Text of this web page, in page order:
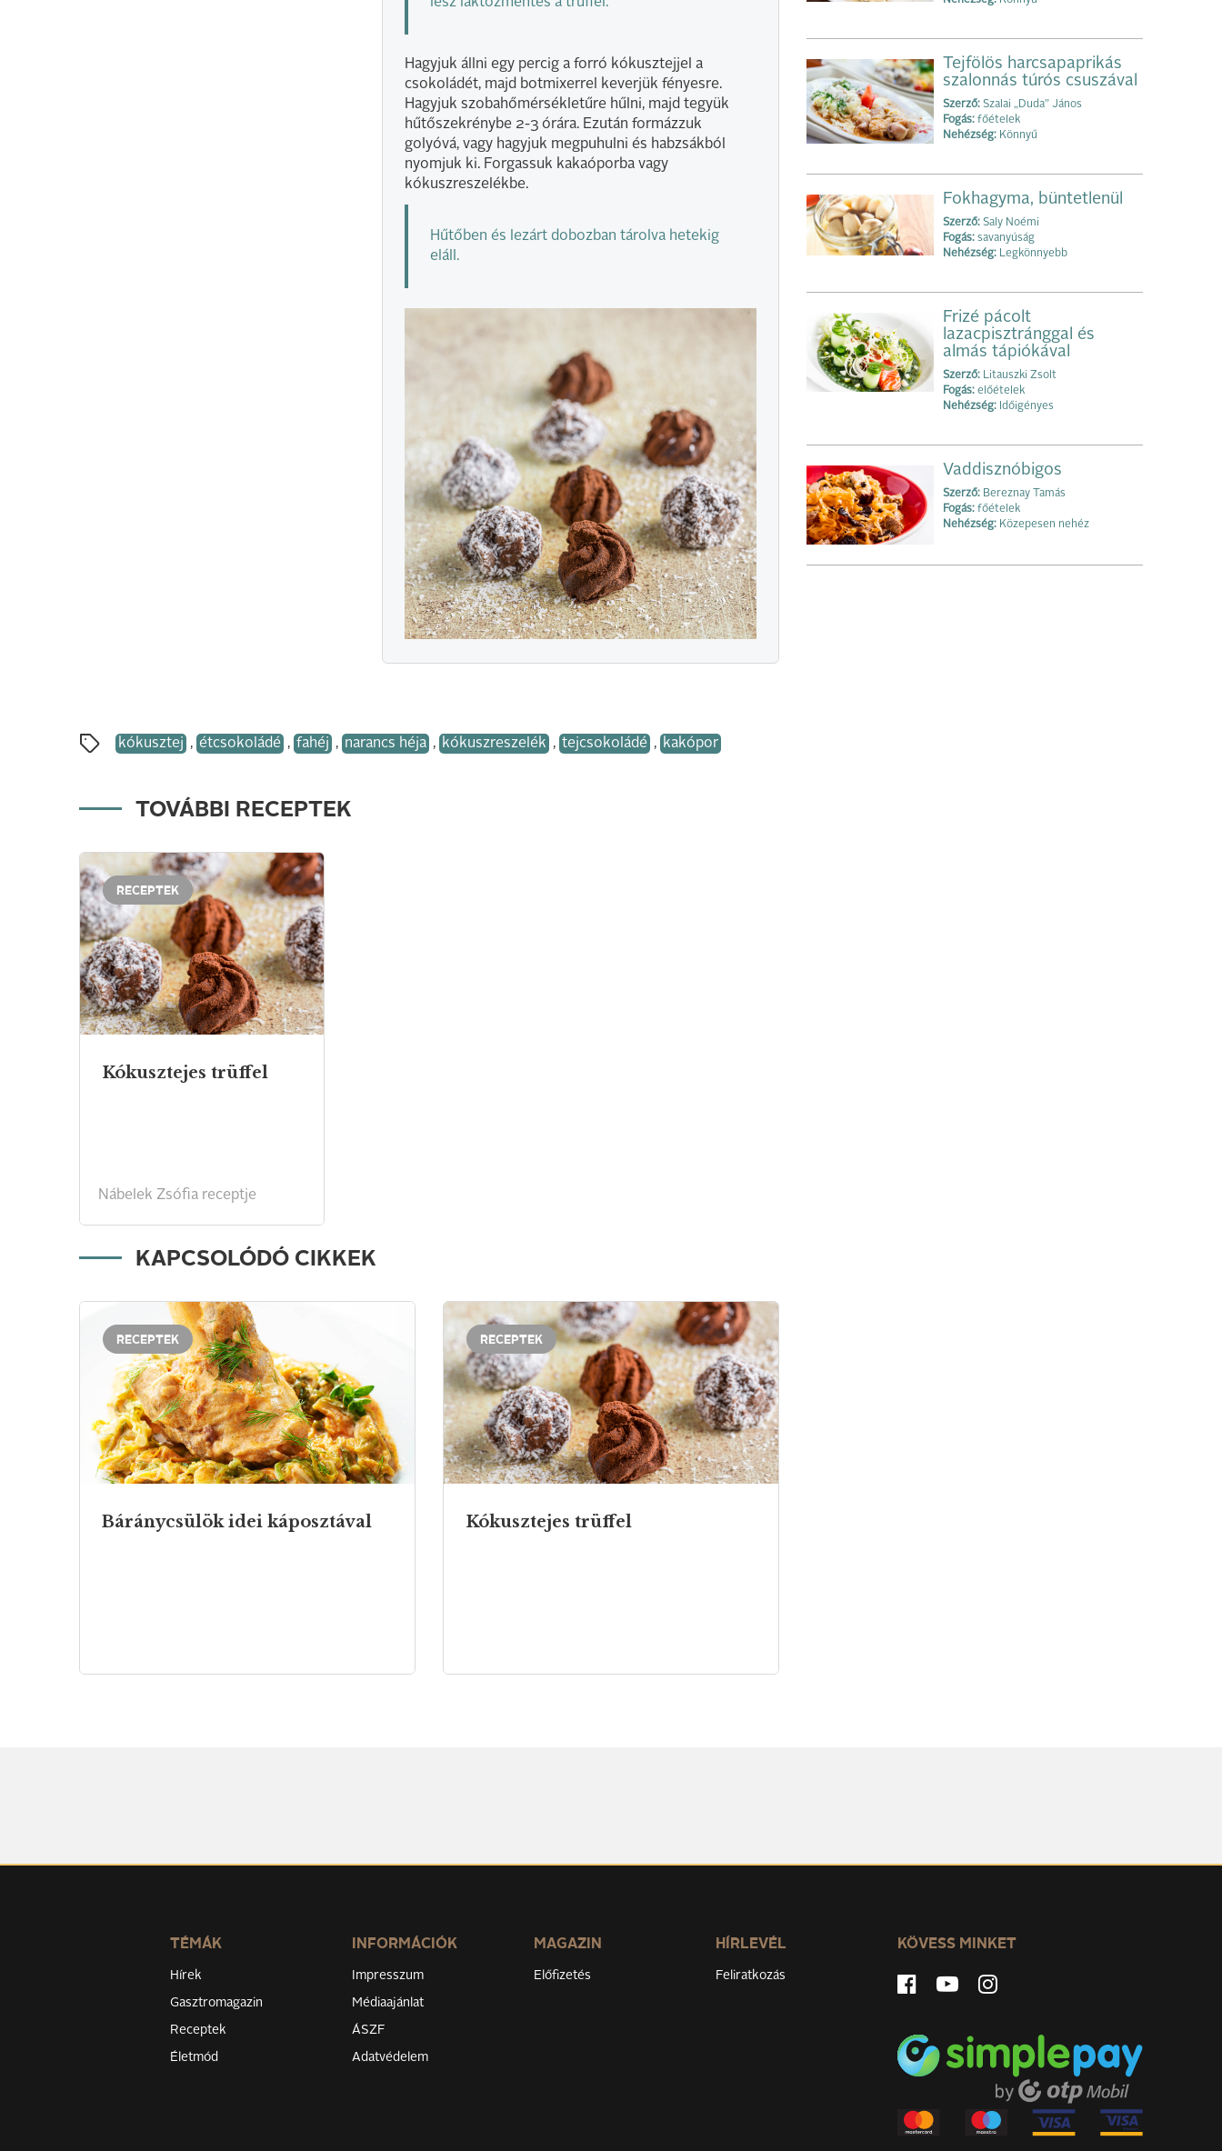
Hagyjuk állni egy percig a forró kókusztejjel a
csokoládét, majd botmixerrel keverjük fényesre.
Hagyjuk szobahőmérsékletűre hűlni, majd tegyük
hűtőszekrénybe 2-3 órára. Ezután formázzuk
golyóvá, vagy hagyjuk megpuhulni és habzsákból
nyomjuk ki. Forgassuk kakaóporba vagy
kókuszreszelékbe.
Hűtőben és lezárt dobozban tárolva hetekig
eláll.
kókusztej , étcsokoládé , fahéj , narancs héja , kókuszreszelék , tejcsokoládé , kakópor
Tejfölös harcsapaprikás
szalonnás túrós csuszával
Szerző: Szalai „Duda” János
Fogás: főételek
Nehézség: Könnyű
Fokhagyma, büntetlenül
Szerző: Saly Noémi
Fogás: savanyúság
Nehézség: Legkönnyebb
Frizé pácolt
lazacpisztránggal és
almás tápiókával
Szerző: Litauszki Zsolt
Fogás: előételek
Nehézség: Időigényes
Vaddisznóbigos
Szerző: Bereznay Tamás
Fogás: főételek
Nehézség: Közepesen nehéz
TOVÁBBI RECEPTEK
RECEPTEK
Kókusztejes trüffel
Nábelek Zsófia receptje
KAPCSOLÓDÓ CIKKEK
RECEPTEK
Báránycsülök idei káposztával
RECEPTEK
Kókusztejes trüffel
TÉMÁK
Hírek
Gasztromagazin
Receptek
Életmód
INFORMÁCIÓK
Impresszum
Médiaajánlat
ÁSZF
Adatvédelem
MAGAZIN
Előfizetés
HÍRLEVÉL
Feliratkozás
KÖVESS MINKET